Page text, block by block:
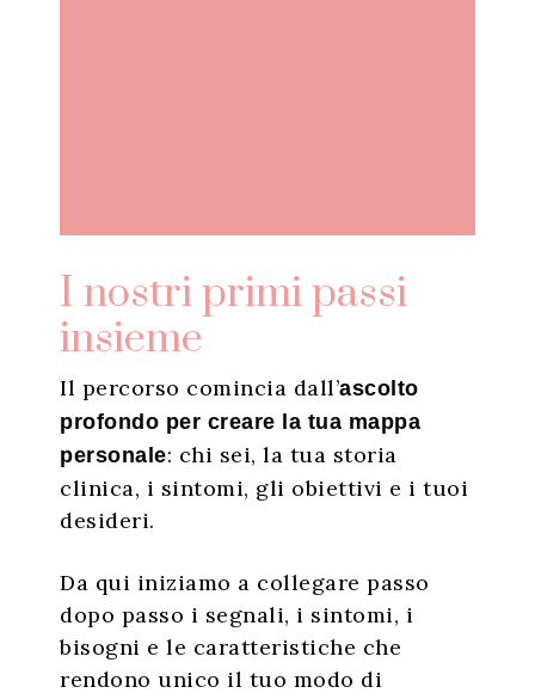
I nostri primi passi
insieme
Il percorso comincia dall’ascolto
profondo per creare la tua mappa
personale: chi sei, la tua storia
clinica, i sintomi, gli obiettivi e i tuoi
desideri.
Da qui iniziamo a collegare passo
dopo passo i segnali, i sintomi, i
bisogni e le caratteristiche che
rendono unico il tuo modo di